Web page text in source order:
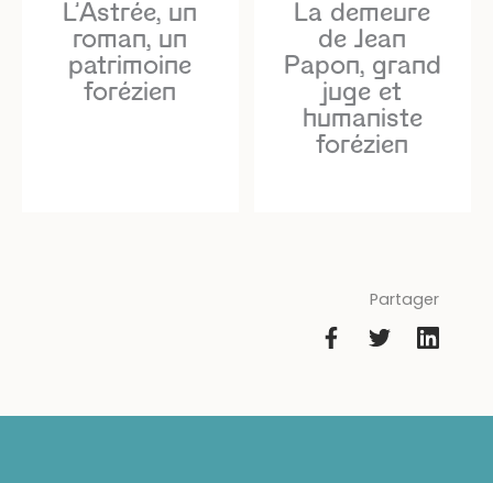
L’Astrée, un
roman, un
patrimoine
forézien
La demeure
de Jean
Papon, grand
juge et
humaniste
forézien
Partager